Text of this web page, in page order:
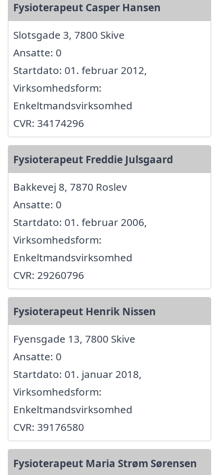
Fysioterapeut Casper Hansen
Slotsgade 3, 7800 Skive
Ansatte: 0
Startdato: 01. februar 2012,
Virksomhedsform:
Enkeltmandsvirksomhed
CVR: 34174296
Fysioterapeut Freddie Julsgaard
Bakkevej 8, 7870 Roslev
Ansatte: 0
Startdato: 01. februar 2006,
Virksomhedsform:
Enkeltmandsvirksomhed
CVR: 29260796
Fysioterapeut Henrik Nissen
Fyensgade 13, 7800 Skive
Ansatte: 0
Startdato: 01. januar 2018,
Virksomhedsform:
Enkeltmandsvirksomhed
CVR: 39176580
Fysioterapeut Maria Strøm Sørensen